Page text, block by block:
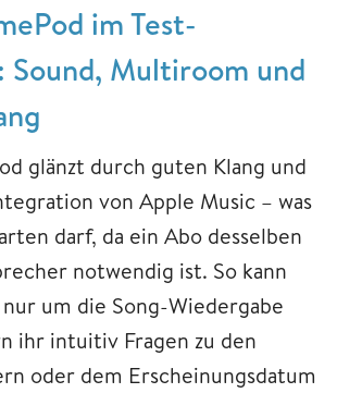
im Test-
Multiroom und
glänzt durch guten Klang und
von Apple Music – was
darf, da ein Abo desselben
notwendig ist. So kann
um die Song-Wiedergabe
ihr intuitiv Fragen zu den
oder dem Erscheinungsdatum